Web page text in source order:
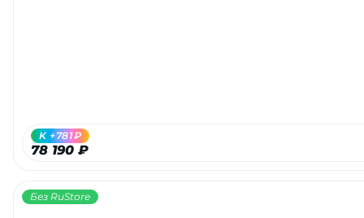
78 190 ₽
K +781₽
Без RuStore